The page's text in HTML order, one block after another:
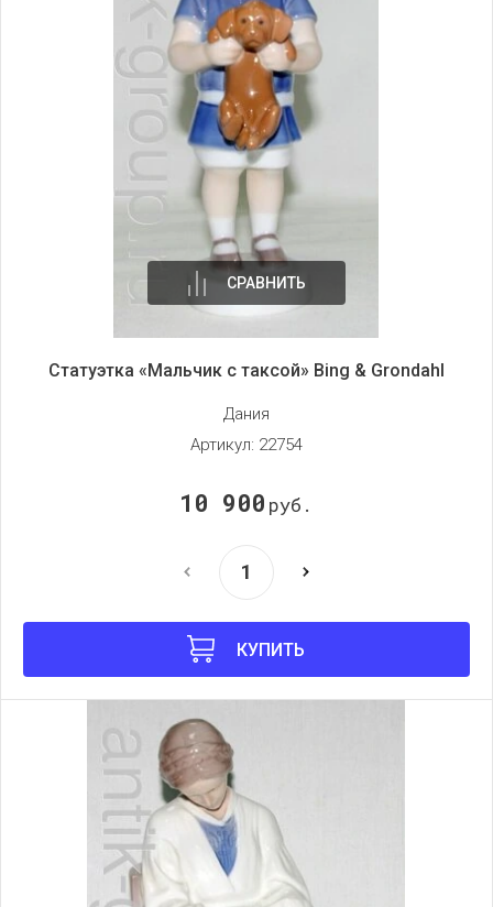
СРАВНИТЬ
Статуэтка «Мальчик с таксой» Bing & Grondahl
Дания
Артикул: 22754
10 900 руб.
КУПИТЬ